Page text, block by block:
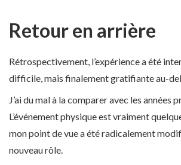
Retour en arrière
Rétrospectivement, l’expérience a été
difficile, mais finalement gratifiante au-
J’ai du mal à la comparer avec les années
L’événement physique est vraiment
mon point de vue a été radicalement
nouveau rôle.